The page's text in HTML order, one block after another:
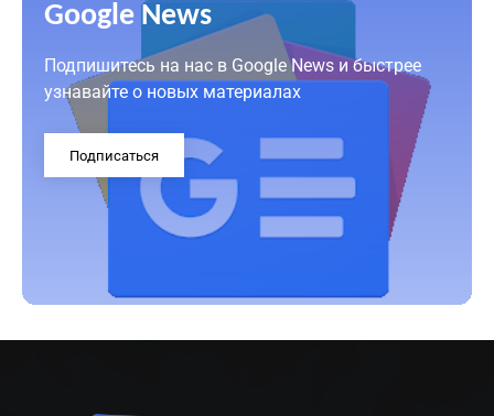
Google News
Подпишитесь на нас в Google News и быстрее
узнавайте о новых материалах
Подписаться